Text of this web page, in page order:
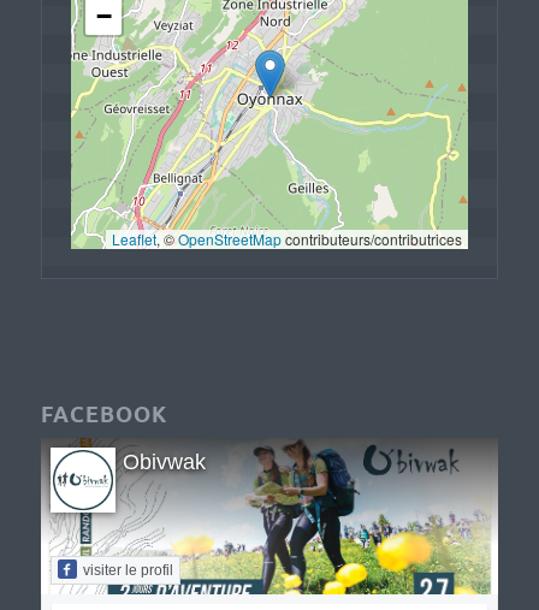
−
Leaflet, © OpenStreetMap contributeurs/contributrices
FACEBOOK
Obivwak
visiter le profil